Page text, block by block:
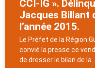
CCI-IG ».
Jacques Billant
l’année 2015.
Le Préfet de la Région
convié la presse ce
de dresser le bilan de la